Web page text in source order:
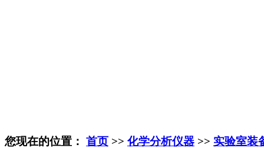
您现在的位置： 首页 >> 化学分析仪器 >> 实验室装